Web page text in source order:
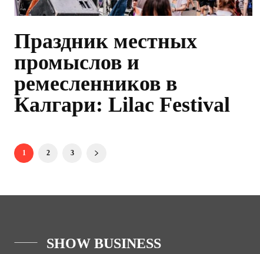
Праздник местных
промыслов и
ремесленников в
Калгари: Lilac Festival
1 2 3
SHOW BUSINESS